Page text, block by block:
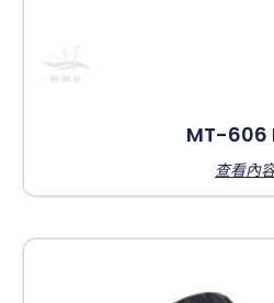
MT-606
查看內